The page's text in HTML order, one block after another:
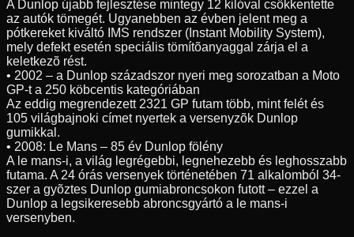
A Dunlop újabb fejlesztése mintegy 12 kilóval csökkentette
az autók tömegét. Ugyanebben az évben jelent meg a
pótkereket kiváltó IMS rendszer (Instant Mobility System),
mely defekt esetén speciális tömítõanyaggal zárja el a
keletkezõ rést.
• 2002 – a Dunlop századszor nyeri meg sorozatban a Moto
GP-t a 250 köbcentis kategóriában
Az eddig megrendezett 2321 GP futam több, mint felét és
105 világbajnoki címet nyertek a versenyzõk Dunlop
gumikkal.
• 2008: Le Mans – 85 év Dunlop fölény
A le mans-i, a világ legrégebbi, legnehezebb és leghosszabb
futama. A 24 órás versenyek történetében 71 alkalomból 34-
szer a gyõztes Dunlop gumiabroncsokon futott – ezzel a
Dunlop a legsikeresebb abroncsgyártó a le mans-i
versenyben.